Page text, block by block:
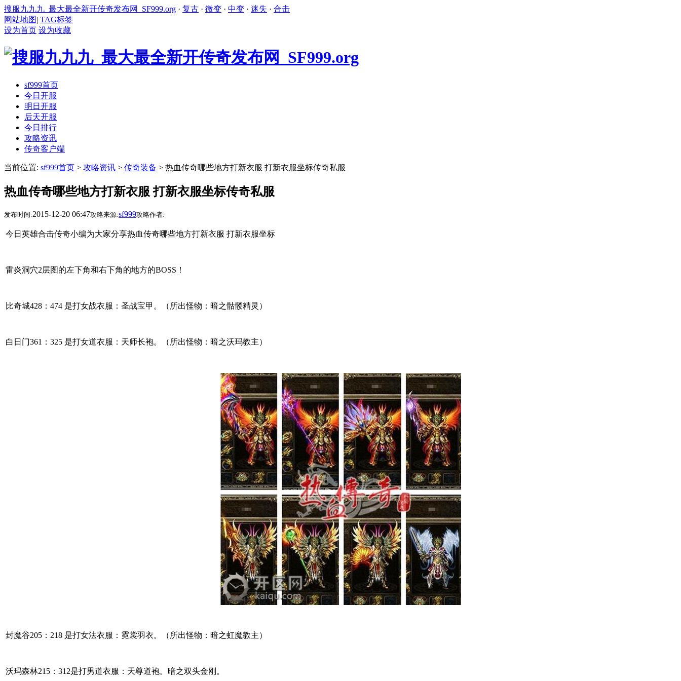
搜服九九九_最大最全新开传奇发布网_SF999.org · 复古 · 微变 · 中变 · 迷失 · 合击
网站地图| TAG标签
设为首页 设为收藏
sf999首页
今日开服
明日开服
后天开服
今日排行
攻略资讯
传奇客户端
当前位置: sf999首页 > 攻略资讯 > 传奇装备 > 热血传奇哪些地方打新衣服 打新衣服坐标传奇私服
热血传奇哪些地方打新衣服 打新衣服坐标传奇私服
发布时间:2015-12-20 06:47攻略来源:sf999攻略作者:
今日英雄合击传奇小编为大家分享热血传奇哪些地方打新衣服 打新衣服坐标
雷炎洞穴2层图的左下角和右下角的地方的BOSS！
比奇城428：474 是打女战衣服：圣战宝甲。（所出怪物：暗之骷髅精灵）
白日门361：325 是打女道衣服：天师长袍。（所出怪物：暗之沃玛教主）
封魔谷205：218 是打女法衣服：霓裳羽衣。（所出怪物：暗之虹魔教主）
沃玛森林215：312是打男道衣服：天尊道袍。暗之双头金刚。